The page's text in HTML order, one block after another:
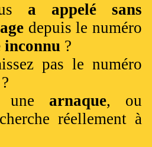
a appelé sans
depuis le numéro
inconnu?
pas le numéro
une arnaque, ou
réellement à